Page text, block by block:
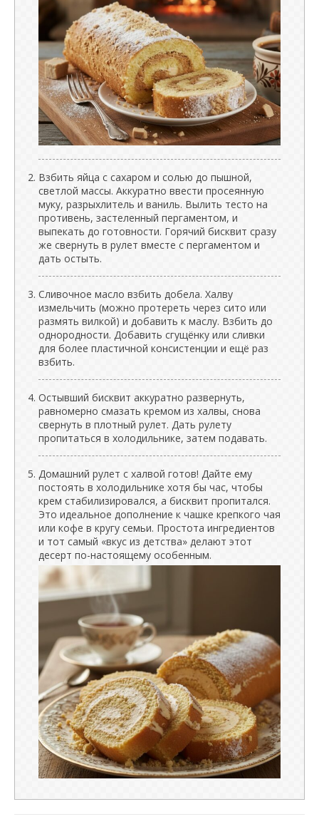
Взбить яйца с сахаром и солью до пышной,
светлой массы. Аккуратно ввести просеянную
муку, разрыхлитель и ваниль. Вылить тесто на
противень, застеленный пергаментом, и
выпекать до готовности. Горячий бисквит сразу
же свернуть в рулет вместе с пергаментом и
дать остыть.
Сливочное масло взбить добела. Халву
измельчить (можно протереть через сито или
размять вилкой) и добавить к маслу. Взбить до
однородности. Добавить сгущёнку или сливки
для более пластичной консистенции и ещё раз
взбить.
Остывший бисквит аккуратно развернуть,
равномерно смазать кремом из халвы, снова
свернуть в плотный рулет. Дать рулету
пропитаться в холодильнике, затем подавать.
Домашний рулет с халвой готов! Дайте ему
постоять в холодильнике хотя бы час, чтобы
крем стабилизировался, а бисквит пропитался.
Это идеальное дополнение к чашке крепкого чая
или кофе в кругу семьи. Простота ингредиентов
и тот самый «вкус из детства» делают этот
десерт по-настоящему особенным.